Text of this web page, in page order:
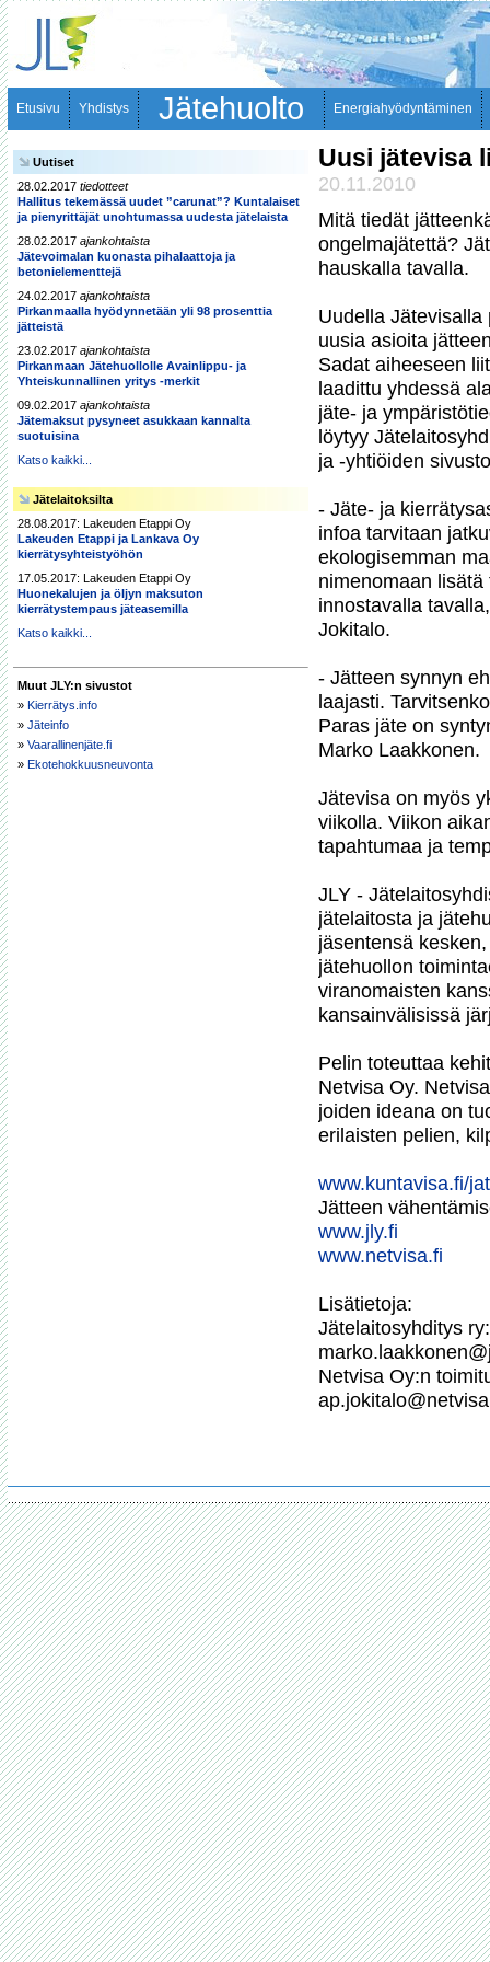
Etusivu Yhdistys Jätehuolto Energiahyödyntäminen
Uutiset
28.02.2017 tiedotteet
Hallitus tekemässä uudet ”carunat”? Kuntalaiset
ja pienyrittäjät unohtumassa uudesta jätelaista
28.02.2017 ajankohtaista
Jätevoimalan kuonasta pihalaattoja ja
betonielementtejä
24.02.2017 ajankohtaista
Pirkanmaalla hyödynnetään yli 98 prosenttia
jätteistä
23.02.2017 ajankohtaista
Pirkanmaan Jätehuollolle Avainlippu- ja
Yhteiskunnallinen yritys -merkit
09.02.2017 ajankohtaista
Jätemaksut pysyneet asukkaan kannalta
suotuisina
Katso kaikki...
Jätelaitoksilta
28.08.2017: Lakeuden Etappi Oy
Lakeuden Etappi ja Lankava Oy
kierrätysyhteistyöhön
17.05.2017: Lakeuden Etappi Oy
Huonekalujen ja öljyn maksuton
kierrätystempaus jäteasemilla
Katso kaikki...
Muut JLY:n sivustot
» Kierrätys.info
» Jäteinfo
» Vaarallinenjäte.fi
» Ekotehokkuusneuvonta
Uusi jätevisa
20.11.2010
Mitä tiedät
ongelmajätettä?
hauskalla tavalla.
Uudella
uusia asioita
Sadat aiheeseen
laadittu yhdessä
jäte- ja
löytyy
ja -yhtiöiden
- Jäte- ja
infoa tarvitaan
ekologisemman
nimenomaan
innostavalla
Jokitalo.
- Jätteen synnyn
laajasti.
Paras jäte on
Marko Laakkonen.
Jätevisa on myös
viikolla. Viikon
tapahtumaa ja
JLY -
jätelaitosta ja
jäsentensä
jätehuollon
viranomaisten
kansainvälisissä
Pelin toteuttaa
Netvisa Oy.
joiden ideana on
erilaisten pelien,
www.kuntavisa.fi/
Jätteen
www.jly.fi
www.netvisa.fi
Lisätietoja:
Jätelaitosyhditys
Netvisa Oy:n